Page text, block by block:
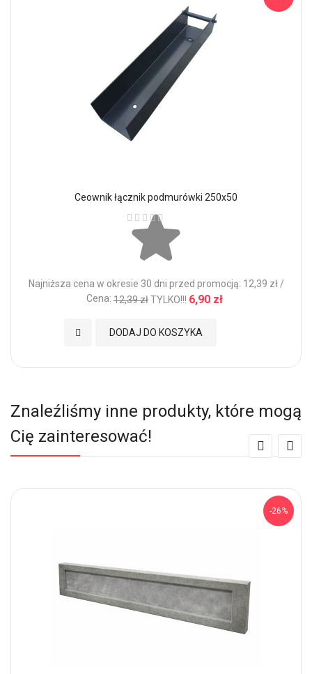
Ceownik łącznik podmurówki 250x50
Ocena:
Najniższa cena w okresie 30 dni przed promocją: 12,39 zł /
Cena: 12,39 zł TYLKO!!! 6,90 zł
DODAJ DO KOSZYKA
Dodaj do Ulubionych
Znaleźliśmy inne produkty, które mogą
Cię zainteresować!
-26%